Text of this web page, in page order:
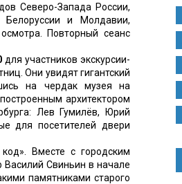
Северо-Запада России,
Белоруссии и Молдавии,
Повторный сеанс
для участников экскурсии-
Они увидят гигантский
на чердак музея на
архитектором
Лев Гумилёв, Юрий
для посетителей двери
Вместе с городским
Василий Свиньин в начале
памятниками старого